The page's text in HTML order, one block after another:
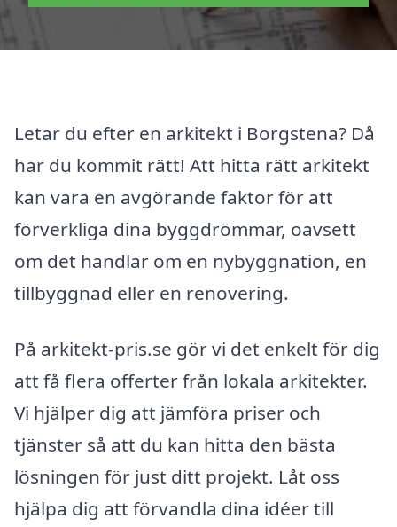
Letar du efter en arkitekt i Borgstena? Då
har du kommit rätt! Att hitta rätt arkitekt
kan vara en avgörande faktor för att
förverkliga dina byggdrömmar, oavsett
om det handlar om en nybyggnation, en
tillbyggnad eller en renovering.
På arkitekt-pris.se gör vi det enkelt för dig
att få flera offerter från lokala arkitekter.
Vi hjälper dig att jämföra priser och
tjänster så att du kan hitta den bästa
lösningen för just ditt projekt. Låt oss
hjälpa dig att förvandla dina idéer till